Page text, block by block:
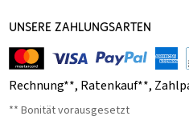
UNSERE ZAHLUNGSARTEN
Rechnung**, Ratenkauf**,
** Bonität vorausgesetzt